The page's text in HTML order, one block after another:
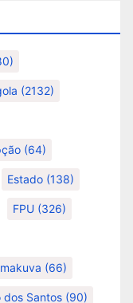
(2132)
(64)
Estado (138)
FPU (326)
(66)
dos Santos (90)